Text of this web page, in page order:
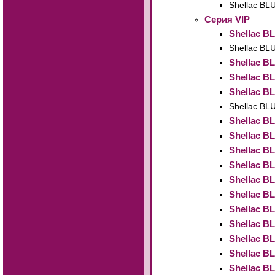
Shellac
Cерия VIP
Shellac
Shellac
Shellac
Shellac
Shellac
Shellac
Shellac
Shellac
Shellac
Shellac
Shellac
Shellac
Shellac
Shellac
Shellac
Shellac
Shellac